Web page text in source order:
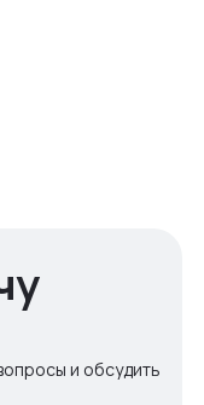
и обсудить